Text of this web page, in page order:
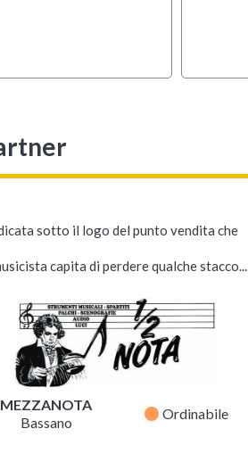
sotto il logo del punto vendita che
capita di perdere qualche stacco...
MEZZANOTA
Bassano
fiber_manual_record Ordinabile